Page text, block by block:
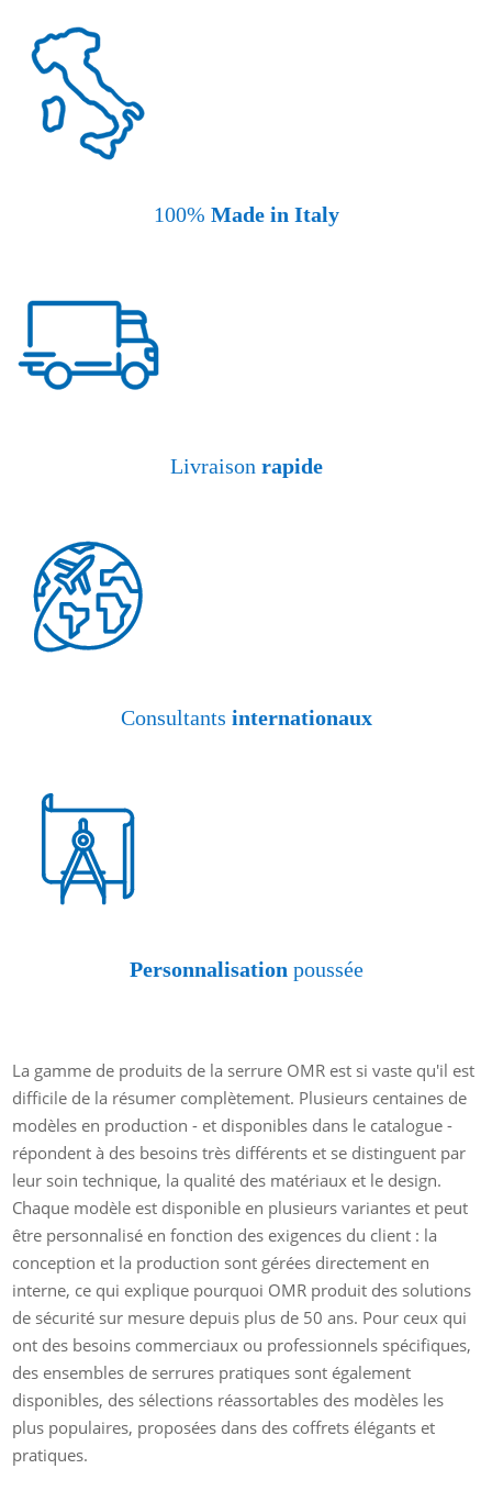
100% Made in Italy
Livraison rapide
Consultants internationaux
Personnalisation poussée
La gamme de produits de la serrure OMR est si vaste qu'il est
difficile de la résumer complètement. Plusieurs centaines de
modèles en production - et disponibles dans le catalogue -
répondent à des besoins très différents et se distinguent par
leur soin technique, la qualité des matériaux et le design.
Chaque modèle est disponible en plusieurs variantes et peut
être personnalisé en fonction des exigences du client : la
conception et la production sont gérées directement en
interne, ce qui explique pourquoi OMR produit des solutions
de sécurité sur mesure depuis plus de 50 ans. Pour ceux qui
ont des besoins commerciaux ou professionnels spécifiques,
des ensembles de serrures pratiques sont également
disponibles, des sélections réassortables des modèles les
plus populaires, proposées dans des coffrets élégants et
pratiques.